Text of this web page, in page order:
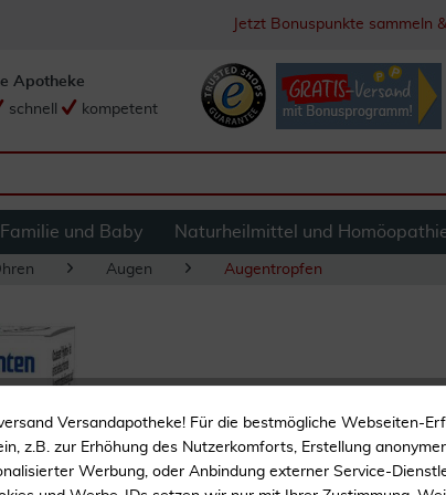
Jetzt Bonuspunkte sammeln
Apotheke
schnell kompetent
Familie und Baby Naturheilmittel und
Augen Augentropfen
Ocutears Hydro+
Langanhaltende
Trockenen Augen
Versandapotheke! Für die bestmögliche Webseiten-
z.B. zur Erhöhung des Nutzerkomforts, Erstellung
Werbung, oder Anbindung externer Service-